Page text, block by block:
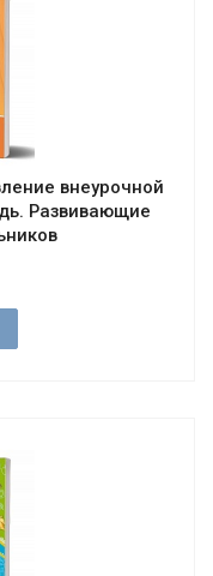
внеурочной
Развивающие